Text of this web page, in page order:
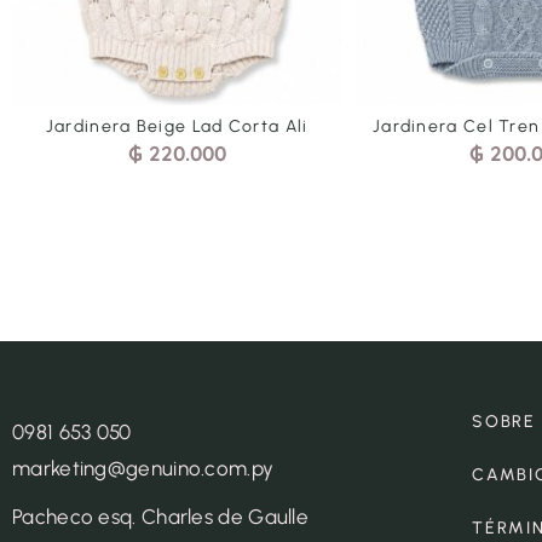
Jardinera Beige Lad Corta Ali
₲ 220.000
Jardinera Cel
₲
0981 653 050
marketing@genuino.com.py
Pacheco esq. Charles de Gaulle
SOBRE